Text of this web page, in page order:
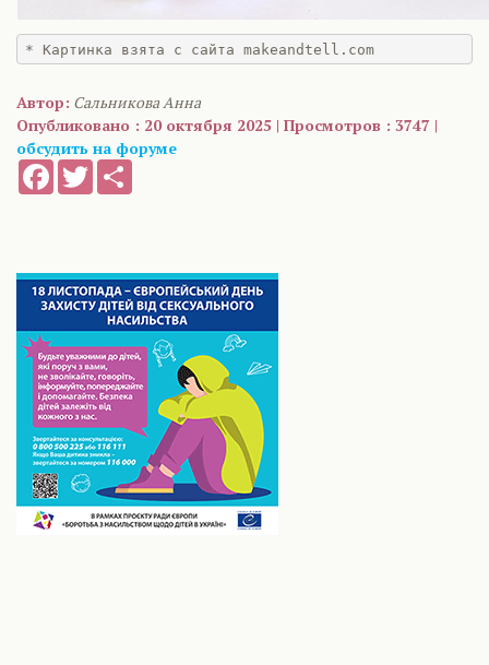
* Картинка взята с сайта makeandtell.com
Автор: Сальникова Анна
Опубликовано : 20 октября 2025 | Просмотров : 3747 |
обсудить на форуме
FacebookTwitter